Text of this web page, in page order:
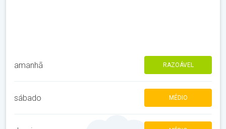
amanhã RAZOÁVEL
sábado MÉDIO